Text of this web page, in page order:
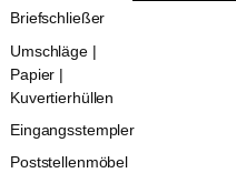
Briefschließer
Umschläge |
Papier |
Kuvertierhüllen
Eingangsstempler
Poststellenmöbel